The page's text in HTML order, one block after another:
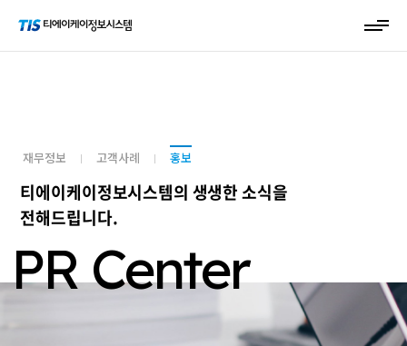
재무정보 고객사례 홍보
티에이케이정보시스템의 생생한 소식을
전해드립니다.
PR Center